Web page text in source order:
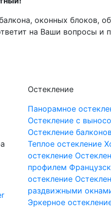
оконных блоков,
на Ваши вопросы и
Остекление
Панорамное
Остекление с
Остекление
Теплое остекление
остекление
профилем
остекление
раздвижными
Эркерное